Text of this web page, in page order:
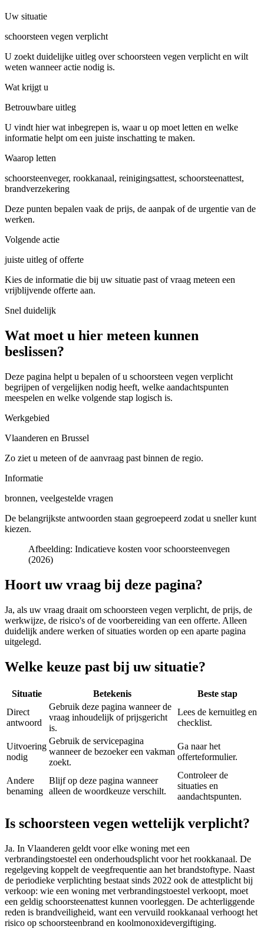
Uw situatie
schoorsteen vegen verplicht
U zoekt duidelijke uitleg over schoorsteen vegen verplicht en wilt
weten wanneer actie nodig is.
Wat krijgt u
Betrouwbare uitleg
U vindt hier wat inbegrepen is, waar u op moet letten en welke
informatie helpt om een juiste inschatting te maken.
Waarop letten
schoorsteenveger, rookkanaal, reinigingsattest, schoorsteenattest,
brandverzekering
Deze punten bepalen vaak de prijs, de aanpak of de urgentie van de
werken.
Volgende actie
juiste uitleg of offerte
Kies de informatie die bij uw situatie past of vraag meteen een
vrijblijvende offerte aan.
Snel duidelijk
Wat moet u hier meteen kunnen
beslissen?
Deze pagina helpt u bepalen of u schoorsteen vegen verplicht
begrijpen of vergelijken nodig heeft, welke aandachtspunten
meespelen en welke volgende stap logisch is.
Werkgebied
Vlaanderen en Brussel
Zo ziet u meteen of de aanvraag past binnen de regio.
Informatie
bronnen, veelgestelde vragen
De belangrijkste antwoorden staan gegroepeerd zodat u sneller kunt
kiezen.
Afbeelding: Indicatieve kosten voor schoorsteenvegen
(2026)
Hoort uw vraag bij deze pagina?
Ja, als uw vraag draait om schoorsteen vegen verplicht, de prijs, de
werkwijze, de risico's of de voorbereiding van een offerte. Alleen
duidelijk andere werken of situaties worden op een aparte pagina
uitgelegd.
Welke keuze past bij uw situatie?
Situatie Betekenis
Beste stap
Direct
antwoord
Gebruik deze pagina wanneer de
vraag inhoudelijk of prijsgericht
is.
Lees de kernuitleg en
checklist.
Uitvoering
nodig
Gebruik de servicepagina
wanneer de bezoeker een vakman
zoekt.
Ga naar het
offerteformulier.
Andere
benaming
Blijf op deze pagina wanneer
alleen de woordkeuze verschilt.
Controleer de
situaties en
aandachtspunten.
Is schoorsteen vegen wettelijk verplicht?
Ja. In Vlaanderen geldt voor elke woning met een
verbrandingstoestel een onderhoudsplicht voor het rookkanaal. De
regelgeving koppelt de veegfrequentie aan het brandstoftype. Naast
de periodieke verplichting bestaat sinds 2022 ook de attestplicht bij
verkoop: wie een woning met verbrandingstoestel verkoopt, moet
een geldig schoorsteenattest kunnen voorleggen. De achterliggende
reden is brandveiligheid, want een vervuild rookkanaal verhoogt het
risico op schoorsteenbrand en koolmonoxidevergiftiging.